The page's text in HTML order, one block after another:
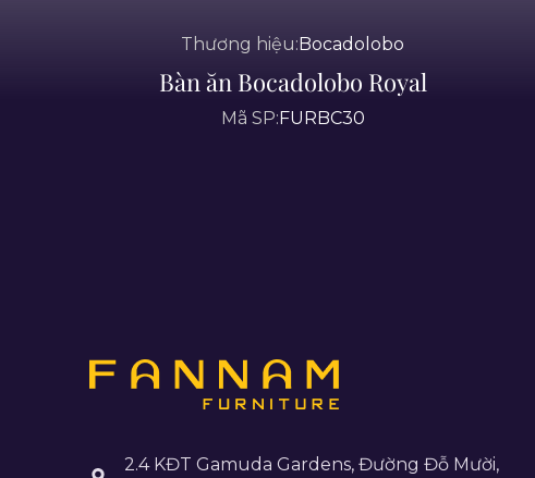
Thương hiệu: Bocadolobo
Bàn ăn Bocadolobo Royal
Mã SP: FURBC30
2.4 KĐT Gamuda Gardens, Đường Đỗ Mười,